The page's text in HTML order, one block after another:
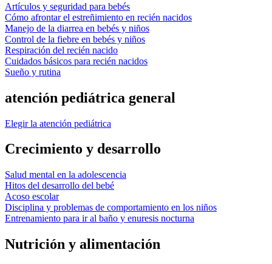
Artículos y seguridad para bebés
Cómo afrontar el estreñimiento en recién nacidos
Manejo de la diarrea en bebés y niños
Control de la fiebre en bebés y niños
Respiración del recién nacido
Cuidados básicos para recién nacidos
Sueño y rutina
atención pediátrica general
Elegir la atención pediátrica
Crecimiento y desarrollo
Salud mental en la adolescencia
Hitos del desarrollo del bebé
Acoso escolar
Disciplina y problemas de comportamiento en los niños
Entrenamiento para ir al baño y enuresis nocturna
Nutrición y alimentación